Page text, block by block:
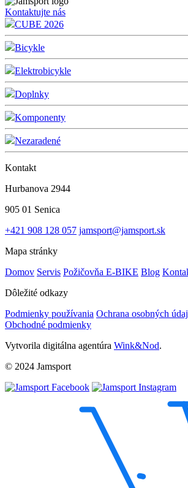
Kontaktujte nás
CUBE 2026
Bicykle
Elektrobicykle
Doplnky
Komponenty
Nezaradené
Kontakt
Hurbanova 2944
905 01 Senica
+421 908 128 057 jamsport@jamsport.sk
Mapa stránky
Domov Servis Požičovňa E-BIKE Blog
Dôležité odkazy
Podmienky používania Ochrana osobných
Obchodné podmienky
Vytvorila digitálna agentúra Wink&Nod.
© 2024 Jamsport